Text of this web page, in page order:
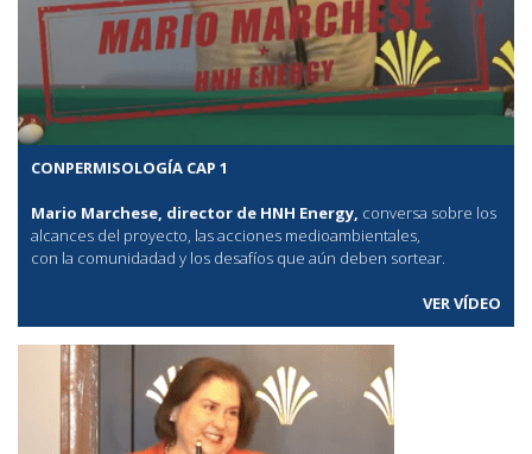
CONPERMISOLOGÍA CAP 1
Mario Marchese, director de HNH Energy, conversa sobre los
alcances del proyecto, las acciones medioambientales,
con la comunidadad y los desafíos que aún deben sortear.
VER VÍDEO